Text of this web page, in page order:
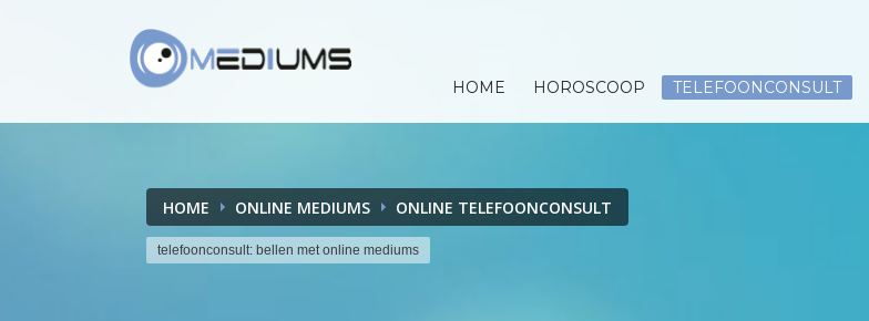
HOME HOROSCOOP TELEFOONCONSULT
HOME ONLINE MEDIUMS ONLINE TELEFOONCONSULT
telefoonconsult: bellen met online mediums